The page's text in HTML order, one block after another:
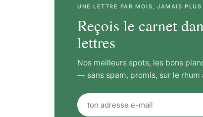
UNE LETTRE PAR MOIS, JAMAIS PLUS
Reçois le carnet
lettres
Nos meilleurs spots, les bons
— sans spam, promis, sur le rhum